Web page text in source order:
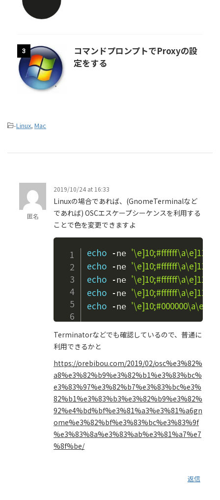
3
コマンドプロンプトでProxyの設
定をする
-Linux, Mac
匿名
2019/10/24 at 16:33
Linuxの場合であれば、(GnomeTerminalなど
であれば) OSCエスケープシーケンスを利用する
ことで色を変更できますよ
echo -ne
echo -ne
echo -ne
echo -ne
echo -ne
Terminatorなどでも確認しているので、普通に
利用できるかと
https://orebibou.com/2019/02/osc%e3%82%
a8%e3%82%b9%e3%82%b1%e3%83%bc%
e3%83%97%e3%82%b7%e3%83%bc%e3%
82%b1%e3%83%b3%e3%82%b9%e3%82%
92%e4%bd%bf%e3%81%a3%e3%81%a6gn
ome%e3%82%bf%e3%83%bc%e3%83%9f
%e3%83%8a%e3%83%ab%e3%81%a7%e7
%8f%be/
返信